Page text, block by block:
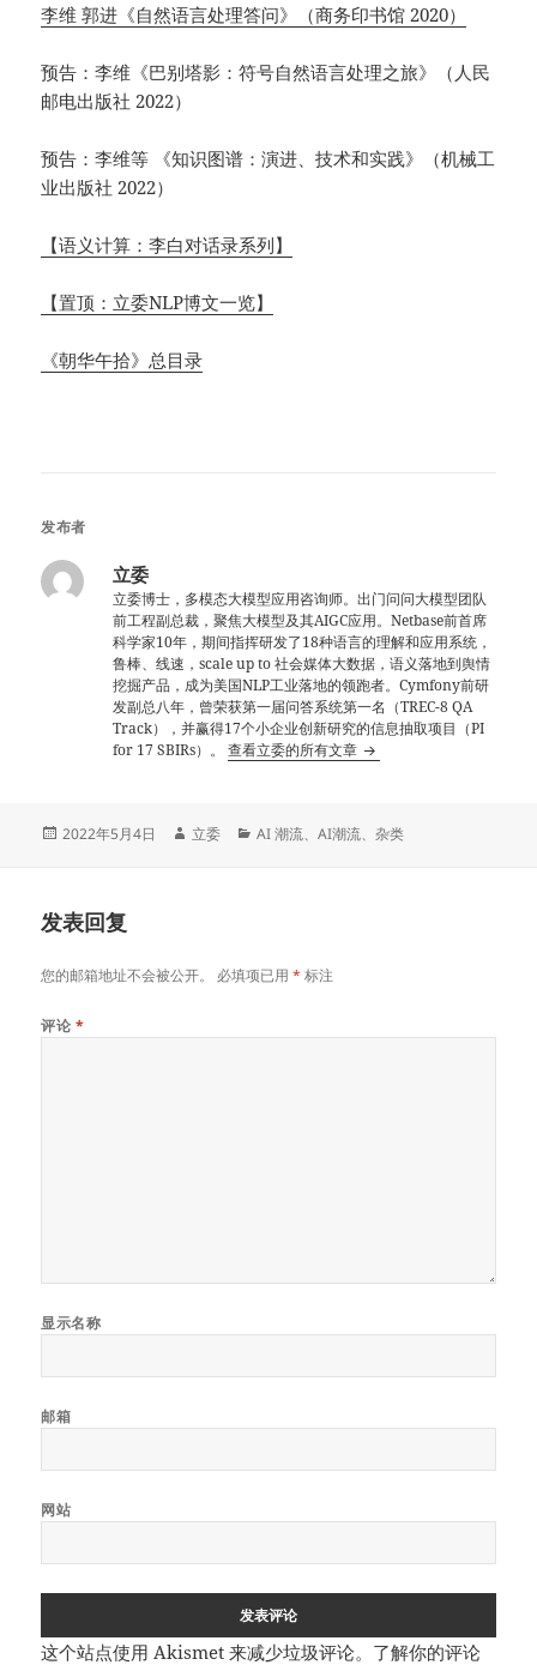
李维 郭进《自然语言处理答问》（商务印书馆 2020）
预告：李维《巴别塔影：符号自然语言处理之旅》（人民
邮电出版社 2022）
预告：李维等 《知识图谱：演进、技术和实践》（机械工
业出版社 2022）
【语义计算：李白对话录系列】
【置顶：立委NLP博文一览】
《朝华午拾》总目录
发布者
立委
立委博士，多模态大模型应用咨询师。出门问问大模型团队
前工程副总裁，聚焦大模型及其AIGC应用。Netbase前首席
科学家10年，期间指挥研发了18种语言的理解和应用系统，
鲁棒、线速，scale up to 社会媒体大数据，语义落地到舆情
挖掘产品，成为美国NLP工业落地的领跑者。Cymfony前研
发副总八年，曾荣获第一届问答系统第一名（TREC-8 QA
Track），并赢得17个小企业创新研究的信息抽取项目（PI
for 17 SBIRs）。查看立委的所有文章
发
2022年5月4日
作
立委
分
AI 潮流、AI潮流、杂类
发表回复
您的邮箱地址不会被公开。 必填项已用* 标注
评论 *
显示名称
邮箱
网站
这个站点使用 Akismet 来减少垃圾评论。 了解你的评论